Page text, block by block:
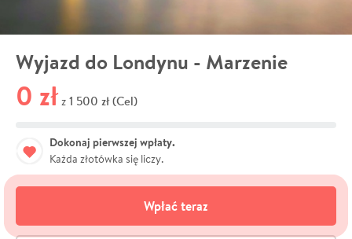
Wyjazd do Londynu - Marzenie
0 zł z 1 500 zł (Cel)
Dokonaj pierwszej wpłaty.
Każda złotówka się liczy.
Wpłać teraz